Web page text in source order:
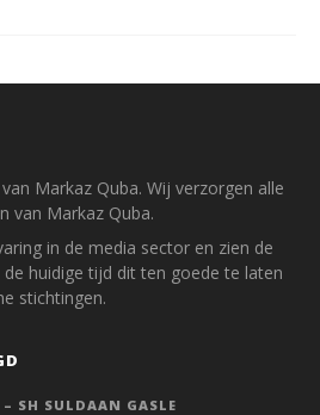
Markaz Quba. Wij verzorgen alle
van Markaz Quba.
in de media sector en zien de
huidige tijd dit ten goede te laten
stichtingen.
SH SULDAAN GASLE